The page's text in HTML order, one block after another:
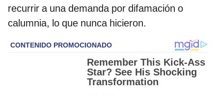
recurrir a una demanda por difamación o
calumnia, lo que nunca hicieron.